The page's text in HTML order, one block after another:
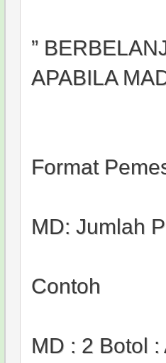
”
APABILA
Format
MD: Jumlah
Contoh
MD : 2 Botol